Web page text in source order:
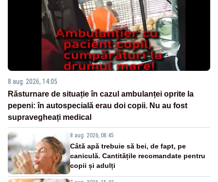
8 aug. 2026, 14:05
Răsturnare de situație în cazul ambulanței oprite la
pepeni: în autospecială erau doi copii. Nu au fost
supravegheați medical
8 aug. 2026, 08:45
Câtă apă trebuie să bei, de fapt, pe
caniculă. Cantitățile recomandate pentru
copii și adulți